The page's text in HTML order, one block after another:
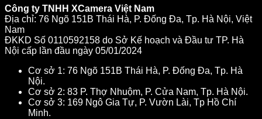
Công ty TNHH XCamera Việt Nam
Địa chỉ: 76 Ngõ 151B Thái Hà, P. Đống Đa, Tp. Hà Nội, Việt
Nam
ĐKKD Số 0110592158 do Sở Kế hoạch và Đầu tư TP. Hà
Nội cấp lần đầu ngày 05/01/2024
Cơ sở 1: 76 Ngõ 151B Thái Hà, P. Đống Đa, Tp. Hà
Nội.
Cơ sở 2: 83 P. Thợ Nhuộm, P. Cửa Nam, Tp. Hà Nội.
Cơ sở 3: 169 Ngô Gia Tự, P. Vườn Lài, Tp Hồ Chí
Minh.